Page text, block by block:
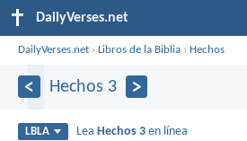
DailyVerses.net
DailyVerses.net ›Libros de la Biblia › Hechos
Hechos 3
LBLA Lea Hechos 3 en línea